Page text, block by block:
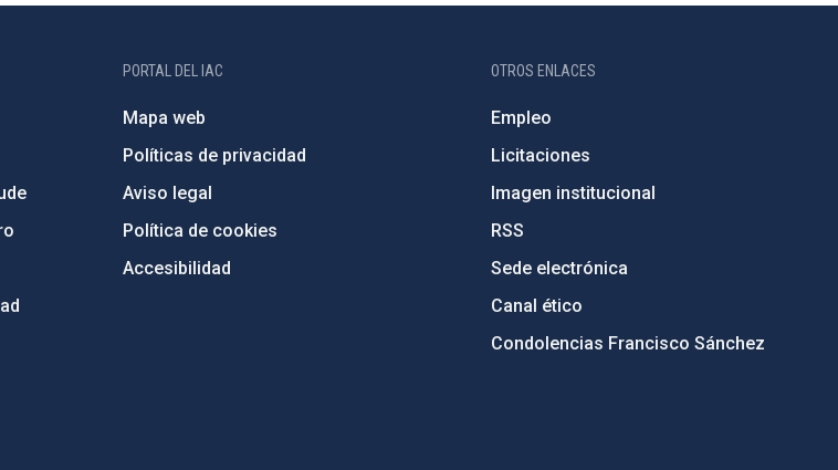
PORTAL DEL IAC
Mapa web
Políticas de privacidad
Aviso legal
Política de cookies
Accesibilidad
OTROS ENLACES
Empleo
Licitaciones
Imagen institucional
RSS
Sede electrónica
Canal ético
Condolencias Francisco Sánchez